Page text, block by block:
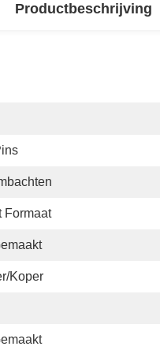
Productbeschrijving
Formaat
koper